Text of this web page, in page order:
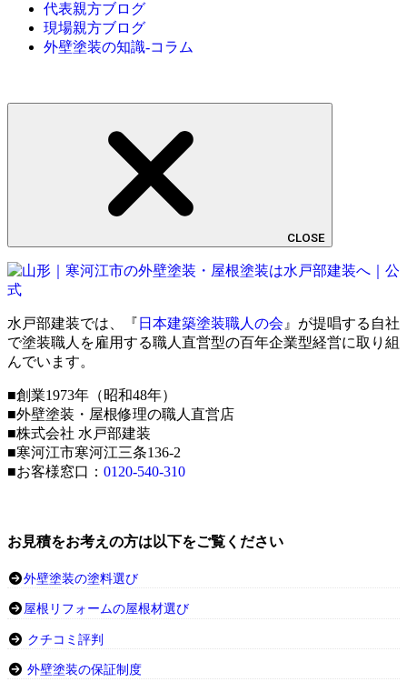
代表親方ブログ
現場親方ブログ
外壁塗装の知識-コラム
CLOSE
水戸部建装では、『 日本建築塗装職人の会 』が提唱する自社
で塗装職人を雇用する職人直営型の百年企業型経営に取り組
んでいます。
■創業1973年（昭和48年）
■外壁塗装・屋根修理の職人直営店
■株式会社 水戸部建装
■寒河江市寒河江三条136-2
■お客様窓口： 0120-540-310
お見積をお考えの方は以下をご覧ください
外壁塗装の塗料選び
屋根リフォームの屋根材選び
クチコミ評判
外壁塗装の保証制度